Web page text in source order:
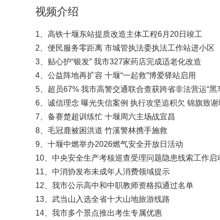
视频介绍
1、高铁十堰东站提质改造主体工程6月20日竣工
2、便民服务零距离 市城管执法委执法工作站进小区
3、贴心护“银发” 我市327家药店完成适老化改造
4、公益阵地再扩容 十堰“一起救”博爱驿站启用
5、超员67% 我市高警交通联合查获跨省非法营运“黑
6、诚信理念 曝光失信案例 执行攻坚追积欠 锦旗致
7、备赛楚超训练忙 十堰周六主场战宜昌
8、毛冠鹿被困洪道 竹溪警林携手施救
9、十堰中燃举办2026燃气安全开放日活动
10、中央安全生产考核巡查受理问题隐患线索工作启
11、中消协发布未成年人消费领域提示
12、我市公示高中和中职教师资格拟通过名单
13、武当山入选全省十大山地旅游线路
14、我市多个景点推出考生专属优惠